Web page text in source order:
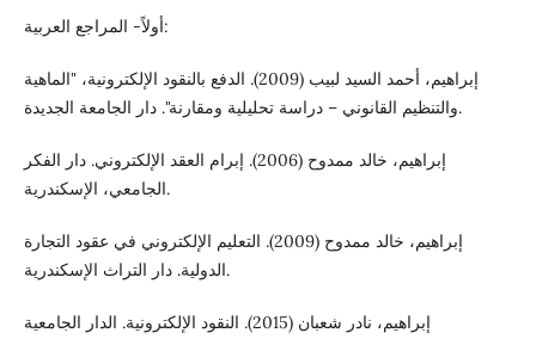
أولاً- المراجع العربية:
إبراهيم، أحمد السيد لبيب (2009). الدفع بالنقود الإلكترونية، "الماهية
والتنظيم القانوني – دراسة تحليلية ومقارنة". دار الجامعة الجديدة.
إبراهيم، خالد ممدوح (2006). إبرام العقد الإلكتروني. دار الفكر
الجامعي، الإسكندرية.
إبراهيم، خالد ممدوح (2009). التعليم الإلكتروني في عقود التجارة
الدولية. دار التراث الإسكندرية.
إبراهيم، نادر شعبان (2015). النقود الإلكترونية. الدار الجامعية